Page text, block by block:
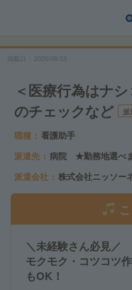
＜医療行為はナ
のチェックなど
派
職種
看護助手
派遣先
病院 ★勤務地選べ
派遣会社
株式会社ニッソー
＼未経験さん必見／
モクモク・コツコツ
もOK！